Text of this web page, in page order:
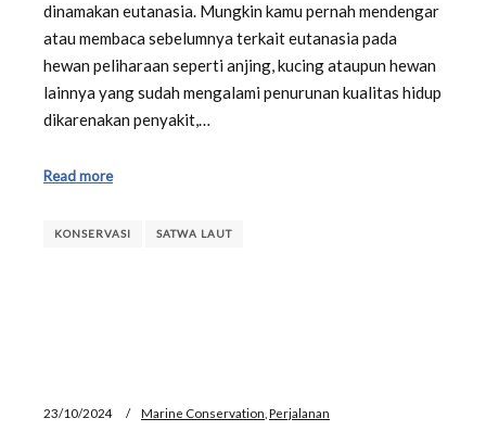
dinamakan eutanasia. Mungkin kamu pernah mendengar
atau membaca sebelumnya terkait eutanasia pada
hewan peliharaan seperti anjing, kucing ataupun hewan
lainnya yang sudah mengalami penurunan kualitas hidup
dikarenakan penyakit,…
Read more
KONSERVASI SATWA LAUT
23/10/2024 Marine Conservation Perjalanan